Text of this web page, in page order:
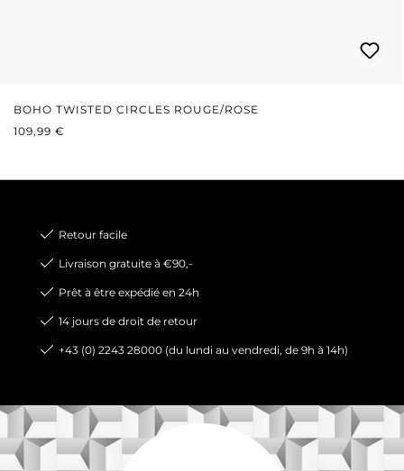
BOHO TWISTED CIRCLES ROUGE/ROSE
PRIX RÉGULIER :
109,99 €
Retour facile
Livraison gratuite à €90,-
Prêt à être expédié en 24h
14 jours de droit de retour
+43 (0) 2243 28000 (du lundi au vendredi, de 9h à 14h)